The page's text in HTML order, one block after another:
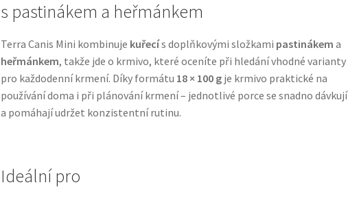
s pastinákem a heřmánkem
Terra Canis Mini kombinuje kuřecís doplňkovými složkami pastinákem a
heřmánkem, takže jde o krmivo, které oceníte při hledání vhodné varianty
pro každodenní krmení. Díky formátu 18 × 100 gje krmivo praktické na
používání doma i při plánování krmení – jednotlivé porce se snadno dávkují
a pomáhají udržet konzistentní rutinu.
Ideální pro